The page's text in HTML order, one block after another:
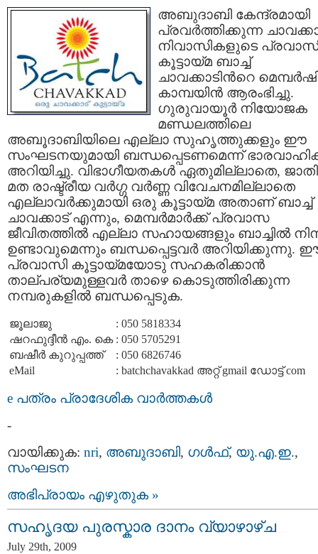
അബുദാബി കേന്ദ്രമായി
പ്രവര്‍ത്തിക്കുന്ന
നിവാസികളുടെ
കൂട്ടായ്മ ബാച്ച്
ചാവക്കാടിന്‍റെ
കാമ്പയിന്‍ ആരംഭിച്ചു.
ഗുരുവായൂര്‍ നിയോജക
മണ്ഡലത്തിലെ
അബൂദാബിയിലെ എല്ലാ സുഹൃത്തുക്കളും ഈ
സംഘടനയുമായി ബന്ധപ്പെടണമെന്ന്
അറിയിച്ചു. വിഭാഗീയതകള്‍ ഏതുമില്ലാതെ, ജാതി
മത രാഷ്ട്രീയ വര്‍ഗ്ഗ വര്‍ണ്ണ വിവേചനമില്ലാതെ
എല്ലാവര്‍ക്കുമായി ഒരു കൂട്ടായ്മ അതാണ് ബാച്ച്
ചാവക്കാട് എന്നും, മെമ്പര്‍മാര്‍ക്ക് പ്രവാസ
ജീവിതത്തില്‍ എല്ലാ സഹായങ്ങളും ബാച്ചില്‍
ഉണ്ടാവുമെന്നും ബന്ധപ്പെട്ടവര്‍ അറിയിക്കുന്നു.
പ്രവാസി കൂട്ടായ്മയോടു സഹകരിക്കാന്‍
താല്പര്യമുള്ളവര്‍ താഴെ കൊടുത്തിരിക്കുന്ന
നമ്പരുകളില്‍ ബന്ധപ്പെടുക.
ജൂലാജു : 050 5818334
ഷറഫുദ്ദീന്‍ എം. കെ : 050 5705291
ബഷീര്‍ കുറുപ്പത്ത്
: 050 6826746
eMail
: batchchavakkad അറ്റ് gmail ഡോട്ട് com
e പത്രം പ്രാദേശിക വാര്‍ത്തകള്‍
-
വായിക്കുക: nri, അബുദാബി, ഗള്‍ഫ്‌, യു.എ.ഇ.,
സംഘടന
അഭിപ്രായം എഴുതുക »
സഹൃദയ പുരസ്കാര ദാനം വ്യാഴാഴ്ച
July 29th, 2009